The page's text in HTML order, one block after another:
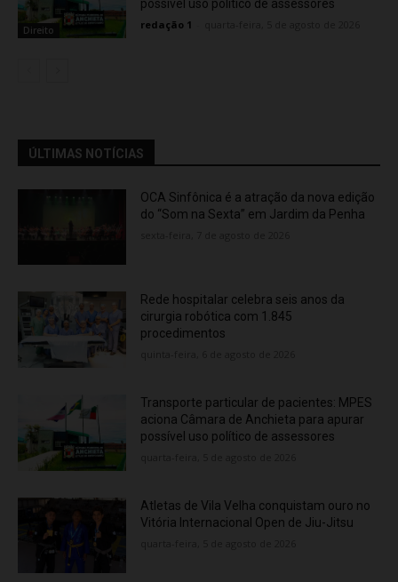
Direito
possível uso político de assessores
redação 1
ÚLTIMAS NOTÍCIAS
OCA Sinfônica é a atração da nova edição
do “Som na Sexta” em Jardim da Penha
Rede hospitalar celebra seis anos da
cirurgia robótica com 1.845
procedimentos
Transporte particular de pacientes: MPES
aciona Câmara de Anchieta para apurar
possível uso político de assessores
Atletas de Vila Velha conquistam ouro no
Vitória Internacional Open de Jiu-Jitsu